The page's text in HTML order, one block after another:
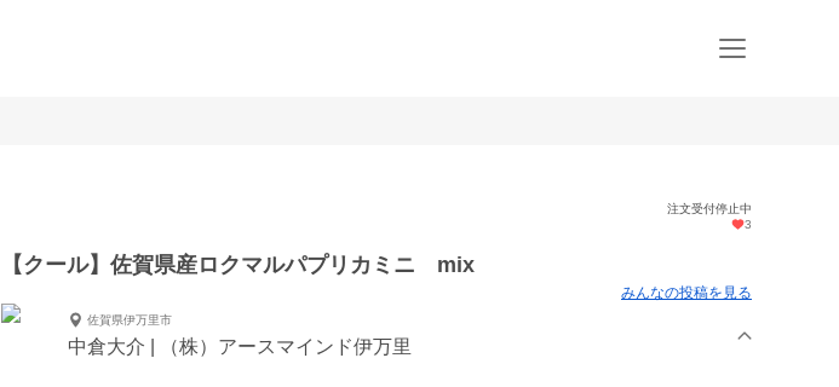
注文受付停止中
3
【クール】佐賀県産ロクマルパプリカミニ mix
みんなの投稿を見る
佐賀県伊万里市
中倉大介 | （株）アースマインド伊万里